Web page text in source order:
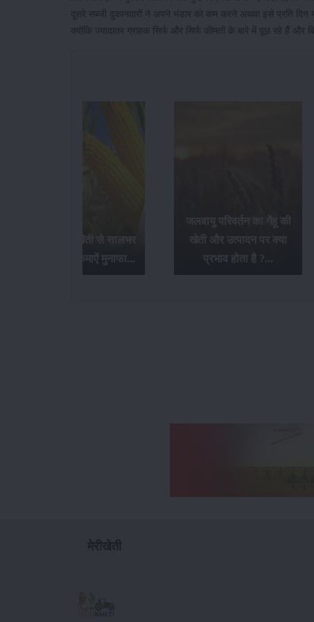
दूसरे सब्जी दुकानदारों ने अपने भंडार को कम करने अथवा इसे प्रति
क्योंकि ज्यादातर ग्राहक सिर्फ और सिर्फ कीमतों के बारे में पूछ रहे हैं और
बेबी कॉर्न की खेती से सालभर
में 3 से 4 बार कमाऐं मुनाफा...
जलवायु परिवर्तन का गेंहू की
खेती और उत्पादन पर क्या
प्रभाव होता है ?...